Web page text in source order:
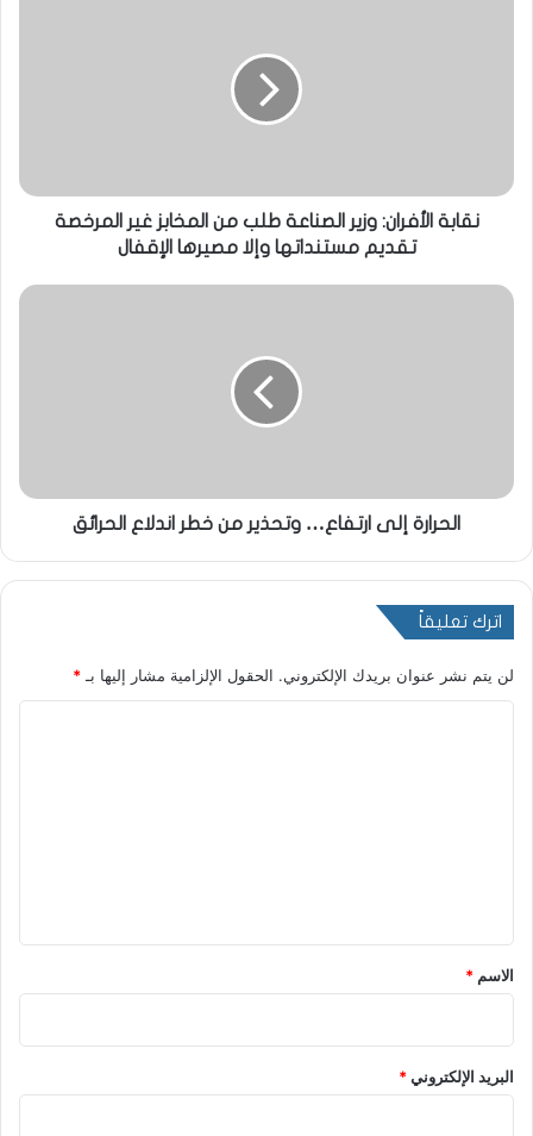
نقابة الأفران: وزير الصناعة طلب من المخابز غير المرخصة
تقديم مستنداتها وإلا مصيرها الإقفال
الحرارة إلى ارتفاع… وتحذير من خطر اندلاع الحرائق
اترك تعليقاً
لن يتم نشر عنوان بريدك الإلكتروني. الحقول الإلزامية مشار إليها بـ*
*
الاسم *
البريد الإلكتروني*